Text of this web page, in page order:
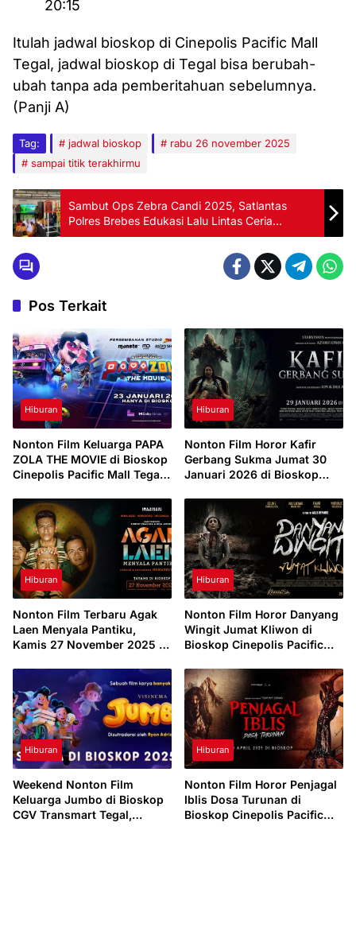
20:15
Itulah jadwal bioskop di Cinepolis Pacific Mall
Tegal, jadwal bioskop di Tegal bisa berubah-
ubah tanpa ada pemberitahuan sebelumnya.
(Panji A)
Tag: jadwal bioskop
rabu 26 november 2025
sampai titik terakhirmu
Sambut Ops Zebra Candi 2025, Satlantas
Polres Brebes Edukasi Lalu Lintas Ceria
Bersama Anak-Anak TK Kemala Bhayangkari
Pos Terkait
Hiburan
Nonton Film Keluarga PAPA
ZOLA THE MOVIE di Bioskop
Cinepolis Pacific Mall Tegal,
Hiburan
Nonton Film Horor Kafir
Gerbang Sukma Jumat 30
Januari 2026 di Bioskop
Hiburan
Nonton Film Terbaru Agak
Laen Menyala Pantiku,
Kamis 27 November 2025 di
Tegal
Hiburan
Nonton Film Horor Danyang
Wingit Jumat Kliwon di
Bioskop Cinepolis Pacific
2025
Hiburan
Weekend Nonton Film
Keluarga Jumbo di Bioskop
CGV Transmart Tegal,
Hiburan
Nonton Film Horor Penjagal
Iblis Dosa Turunan di
Bioskop Cinepolis Pacific